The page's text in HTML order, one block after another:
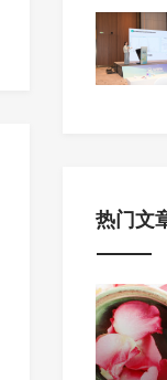
热门文